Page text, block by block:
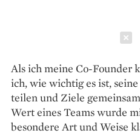
Als ich meine Co-Founder
ich, wie wichtig es ist,
teilen und Ziele
Wert eines Teams wurde
besondere Art und Weise